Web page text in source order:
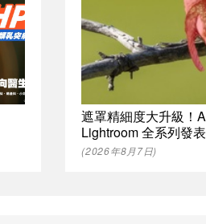
遮罩精細度大升級！
Lightroom 全系列發
(2026年8月7日)